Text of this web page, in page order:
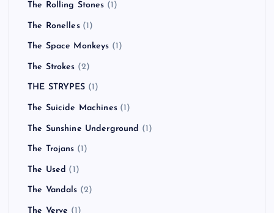
The Rolling Stones (1)
The Ronelles(1)
The Space Monkeys (1)
The Strokes (2)
THE STRYPES (1)
The Suicide Machines(1)
The Sunshine Underground (1)
The Trojans (1)
The Used (1)
The Vandals (2)
The Verve (1)